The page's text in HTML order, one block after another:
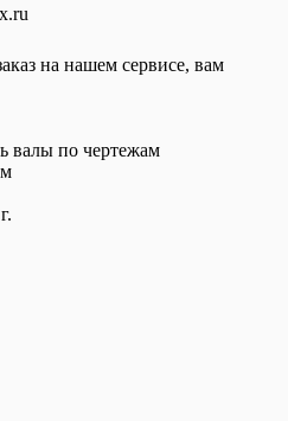
на нашем сервисе, вам
валы по чертежам